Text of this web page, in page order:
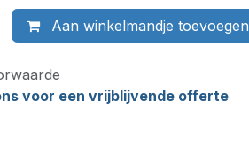
Aan winkelmandje toevoegen
voor een vrijblijvende offerte